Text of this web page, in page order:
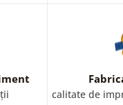
calitate de